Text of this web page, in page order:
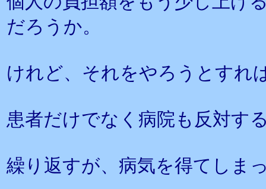
だろうか。
けれど、それをやろうとすれ
患者だけでなく病院も反対す
繰り返すが、病気を得てしま